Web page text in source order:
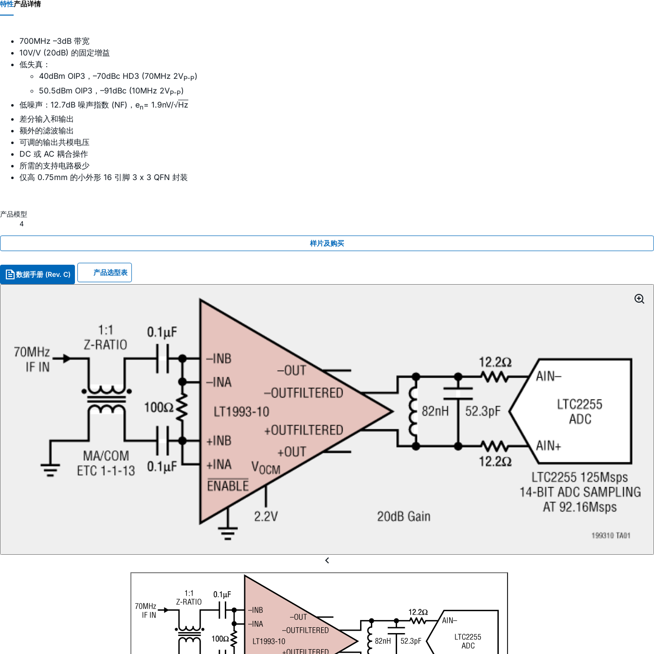
特性产品详情
700MHz –3dB 带宽
10V/V (20dB) 的固定增益
低失真：
40dBm OIP3，–70dBc HD3 (70MHz 2VP-P)
50.5dBm OIP3，–91dBc (10MHz 2VP-P)
低噪声：12.7dB 噪声指数 (NF)，en= 1.9nV/√Hz
差分输入和输出
额外的滤波输出
可调的输出共模电压
DC 或 AC 耦合操作
所需的支持电路极少
仅高 0.75mm 的小外形 16 引脚 3 x 3 QFN 封装
产品模型
4
样片及购买
数据手册 (Rev. C) 产品选型表